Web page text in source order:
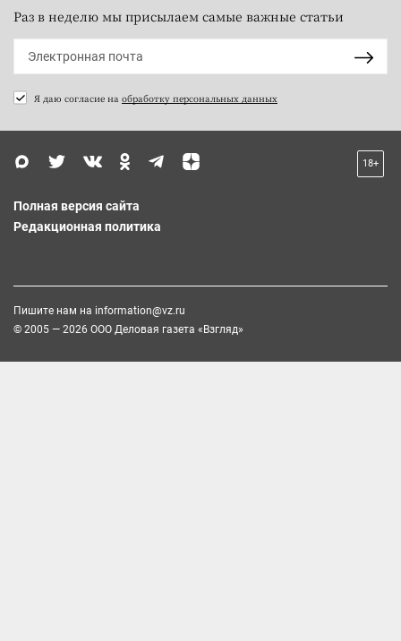
Раз в неделю мы присылаем самые важные статьи
Я даю согласие на обработку персональных данных
18+
Полная версия сайта
Редакционная политика
Пишите нам на information@vz.ru
© 2005 — 2026 ООО Деловая газета «Взгляд»